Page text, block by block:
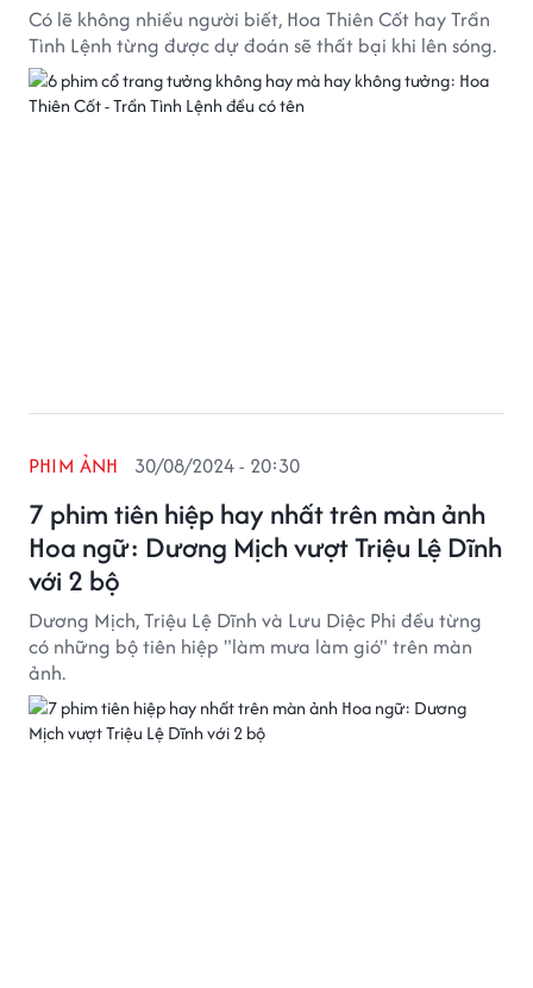
Có lẽ không nhiều người biết, Hoa Thiên Cốt hay Trần
Tình Lệnh từng được dự đoán sẽ thất bại khi lên sóng.
7 phim tiên hiệp hay nhất trên màn ảnh
Hoa ngữ: Dương Mịch vượt Triệu Lệ Dĩnh
với 2 bộ
PHIM ẢNH 30/08/2024 - 20:30
Dương Mịch, Triệu Lệ Dĩnh và Lưu Diệc Phi đều từng
có những bộ tiên hiệp "làm mưa làm gió" trên màn
ảnh.